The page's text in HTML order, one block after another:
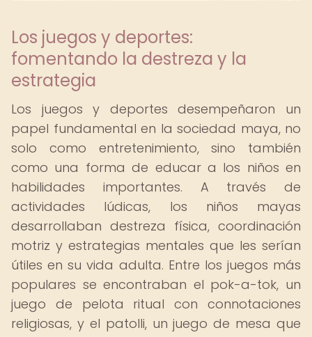
Los juegos y deportes:
fomentando la destreza y la
estrategia
Los juegos y deportes desempeñaron un
papel fundamental en la sociedad maya, no
solo como entretenimiento, sino también
como una forma de educar a los niños en
habilidades importantes. A través de
actividades lúdicas, los niños mayas
desarrollaban destreza física, coordinación
motriz y estrategias mentales que les serían
útiles en su vida adulta. Entre los juegos más
populares se encontraban el pok-a-tok, un
juego de pelota ritual con connotaciones
religiosas, y el patolli, un juego de mesa que